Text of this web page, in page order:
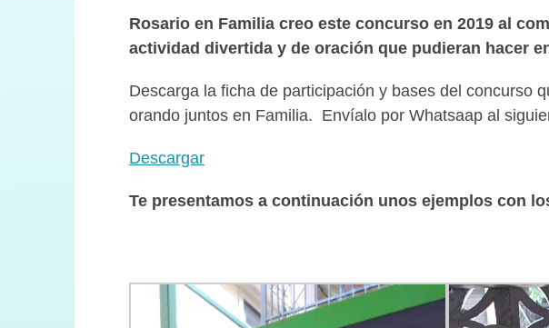
Rosario en Familia creo este concurso en 2019 al
actividad divertida y de oración que pudieran hacer
Descarga la ficha de participación y bases del concurso
orando juntos en Familia. Envíalo por Whatsaap al
Descargar
Te presentamos a continuación unos ejemplos con